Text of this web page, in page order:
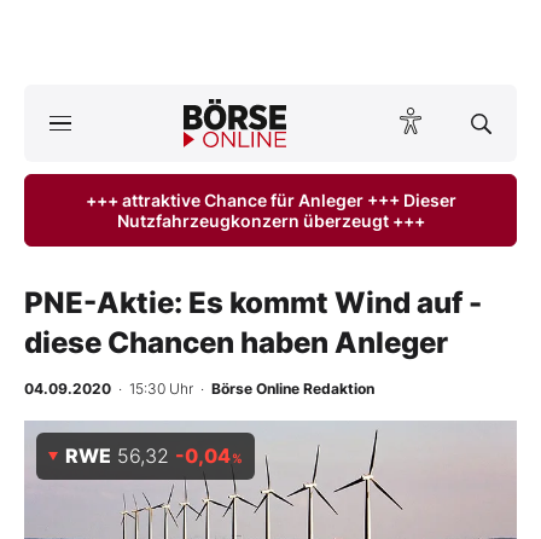
ktuelle Ausgabe BÖRSE ONLINE lesen
Anlageprodukte
Finanz-Check
BO-Musterdepots
Experten
+++ attraktive Chance für Anleger +++ Dieser
Nutzfahrzeugkonzern überzeugt +++
PNE-Aktie: Es kommt Wind auf -
diese Chancen haben Anleger
04.09.2020 · 15:30 Uhr · Börse Online Redaktion
RWE 56,32 -0,04%